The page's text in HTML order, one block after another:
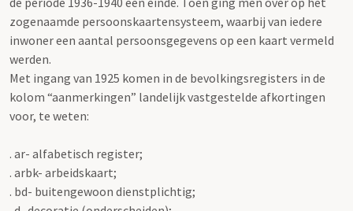
zogenaamde persoonskaartensysteem, waarbij van iedere
inwoner een aantal persoonsgegevens op een kaart vermeld
werden.
Met ingang van 1925 komen in de bevolkingsregisters in de
kolom “aanmerkingen” landelijk vastgestelde afkortingen
voor, te weten:
. ar- alfabetisch register;
. arbk- arbeidskaart;
. bd- buitengewoon dienstplichtig;